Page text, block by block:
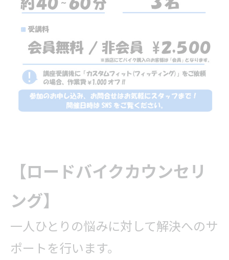
【ロードバイクカウンセリ
ング】
一人ひとりの悩みに対して解決へのサ
ポートを行います。